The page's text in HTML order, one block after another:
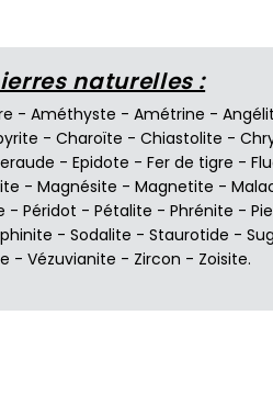
naturelles :
- Améthyste - Amétrine -
- Charoïte - Chiastolite -
- Epidote - Fer de tigre -
- Magnésite - Magnetite -
- Péridot - Pétalite - Phrénite -
- Sodalite - Staurotide -
- Vézuvianite - Zircon - Zoisite.